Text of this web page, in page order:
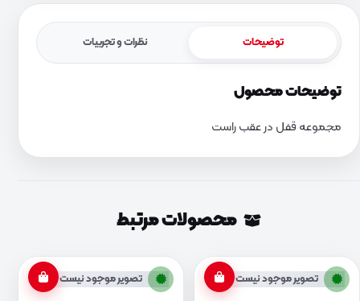
توضیحات نظرات و تجربیات
توضیحات محصول
مجموعه قفل در عقب راست
محصولات مرتبط
تصویر موجود نیست تصویر موجود نیست